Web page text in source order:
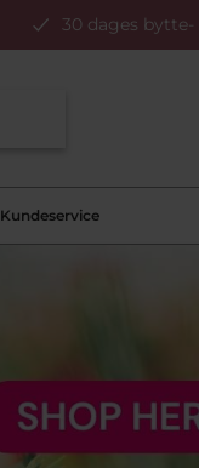
30 dages
Kundeservice